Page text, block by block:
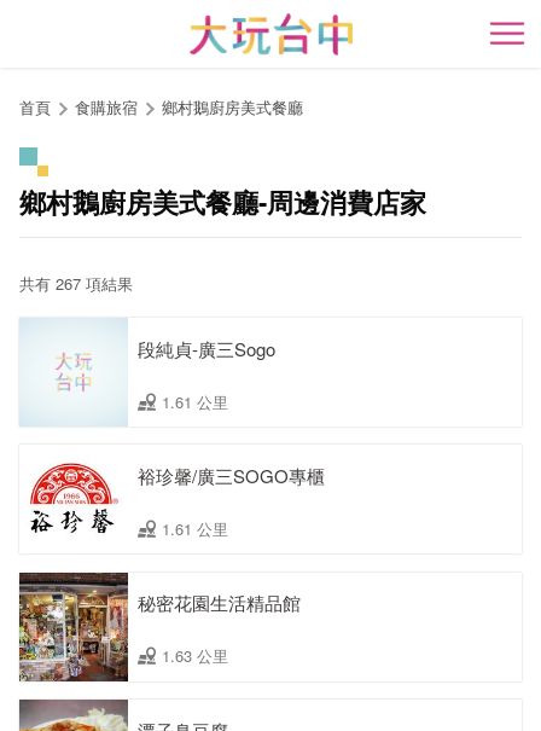
開
首頁 食購旅宿 鄉村鵝廚房美式餐廳
鄉村鵝廚房美式餐廳-周邊消費店家
共有 267 項結果
段純貞-廣三Sogo
1.61 公里
裕珍馨/廣三SOGO專櫃
1.61 公里
秘密花園生活精品館
1.63 公里